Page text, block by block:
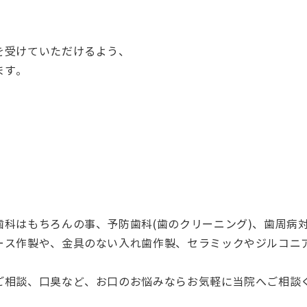
けていただけるよう、
。
科はもちろんの事、予防歯科(歯のクリーニング)、歯周病
作製や、金具のない入れ歯作製、セラミックやジルコ
談、口臭など、 お口のお悩みならお気軽に当院へご相談